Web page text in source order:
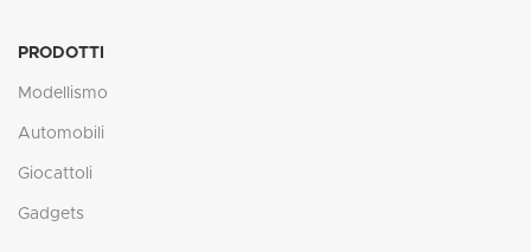
PRODOTTI
Modellismo
Automobili
Giocattoli
Gadgets